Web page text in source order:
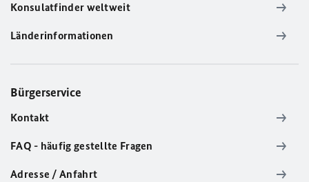
Konsulatfinder weltweit
Länderinformationen
Bürgerservice
Kontakt
FAQ - häufig gestellte Fragen
Adresse / Anfahrt